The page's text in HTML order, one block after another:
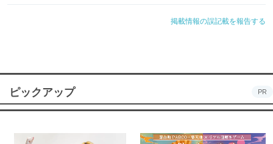
掲載情報の誤記載を報告する
ピックアップ PR